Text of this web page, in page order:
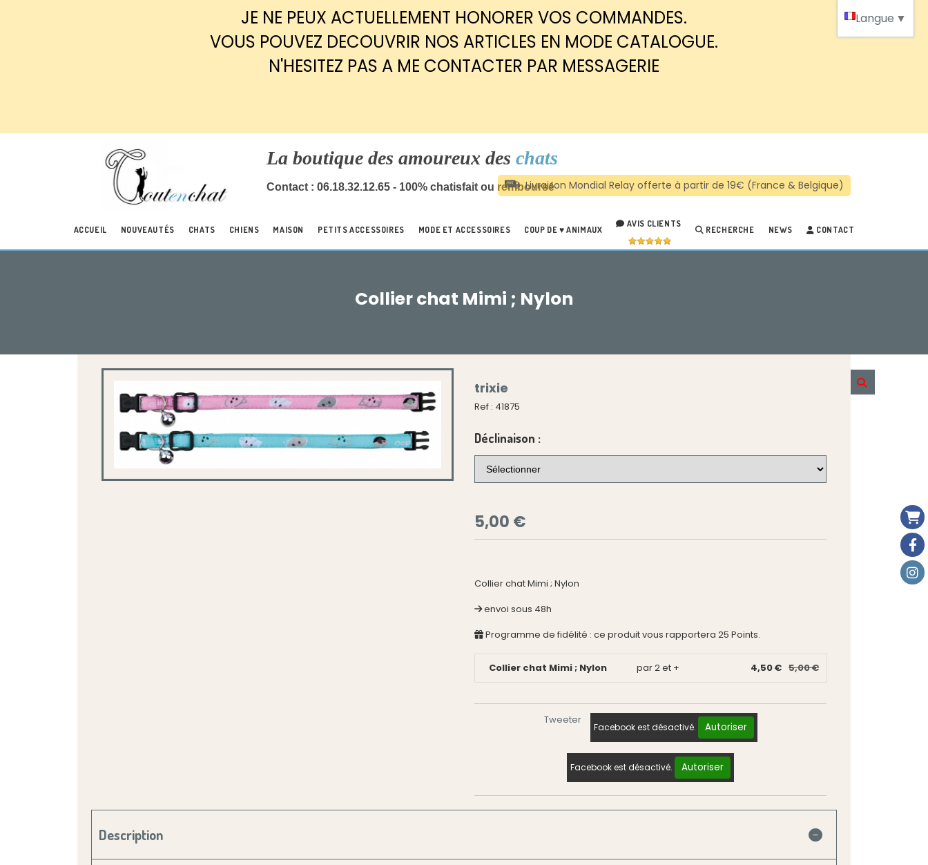
JE NE PEUX ACTUELLEMENT HONORER VOS COMMANDES.
VOUS POUVEZ DECOUVRIR NOS ARTICLES EN MODE CATALOGUE.
N'HESITEZ PAS A ME CONTACTER PAR MESSAGERIE
La boutique des amoureux des chats
Contact : 06.18.32.12.65 - 100% chatisfait ou remboursé
ACCUEIL NOUVEAUTÉS CHATS CHIENS MAISON PETITS ACCESSOIRES MODE ET ACCESSOIRES COUP DE ♥ ANIMAUX
AVIS CLIENTS
RECHERCHE NEWS CONTACT
Collier chat Mimi ; Nylon
trixie
Ref : 41875
Déclinaison :
5,00 €
Collier chat Mimi ; Nylon
envoi sous 48h
Programme de fidélité : ce produit vous rapportera 25 Points.
Collier chat Mimi ; Nylon par 2 et + 4,50 € 5,00 €
Tweeter
Facebook est désactivé. Autoriser
Facebook est désactivé. Autoriser
Description
Langue ▼